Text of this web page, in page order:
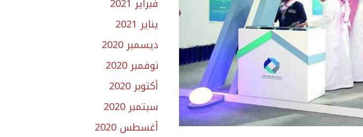
يناير 2021
ديسمبر 2020
نوفمبر 2020
أكتوبر 2020
سبتمبر 2020
أغسطس 2020